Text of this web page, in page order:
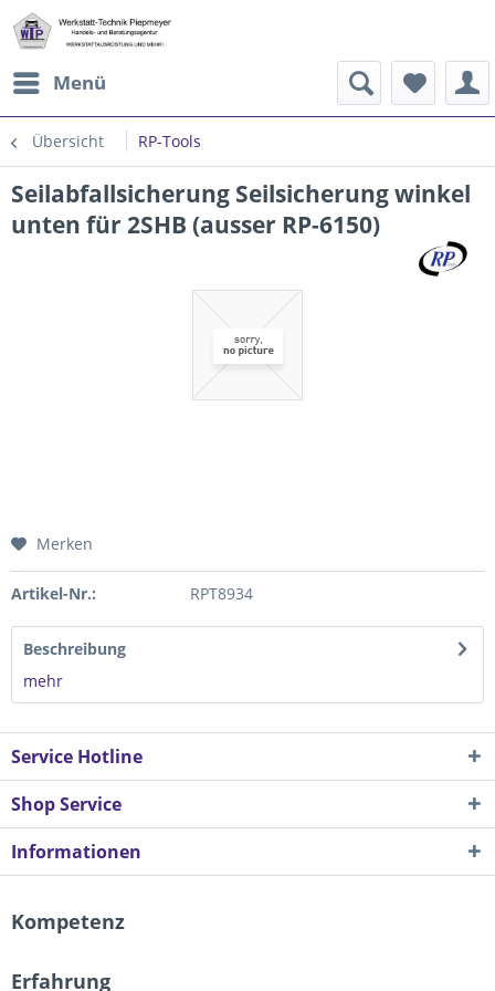
Menü
Übersicht RP-Tools
Seilabfallsicherung Seilsicherung winkel
unten für 2SHB (ausser RP-6150)
Merken
Artikel-Nr.: RPT8934
Beschreibung
mehr
Service Hotline
Shop Service
Informationen
Kompetenz
Erfahrung